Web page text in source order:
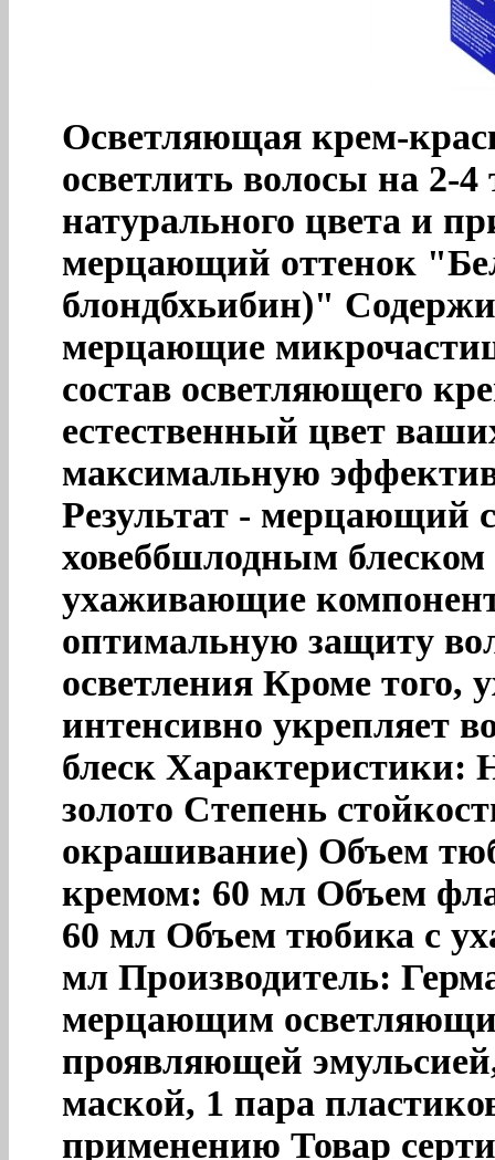
Осветляющая крем-
осветлить волосы на 2-
натурального цвета и
мерцающий оттенок
блондбхьибин)"
мерцающие
состав осветляющего
естественный цвет
максимальную
Результат - мерцающий
ховеббшлодным
ухаживающие
оптимальную защиту
осветления Кроме
интенсивно укрепляет
блеск Характеристики:
золото Степень
окрашивание) Объем
кремом: 60 мл Объем
60 мл Объем тюбика с
мл Производитель:
мерцающим
проявляющей
маской, 1 пара
применению Товар